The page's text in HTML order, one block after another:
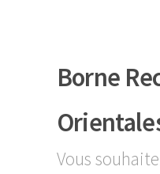
Borne
Vous